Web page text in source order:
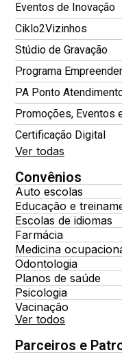
Eventos de Inovação
Ciklo2Vizinhos
Stúdio de Gravação
Programa Empreender
PA Ponto
Promoções, Eventos
Certificação Digital
Ver todas
Convênios
Auto escolas
Educação e
Escolas de idiomas
Farmácia
Medicina
Odontologia
Planos de saúde
Psicologia
Vacinação
Ver todos
Parceiros e